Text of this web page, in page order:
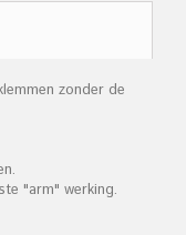
zonder de
"arm" werking.